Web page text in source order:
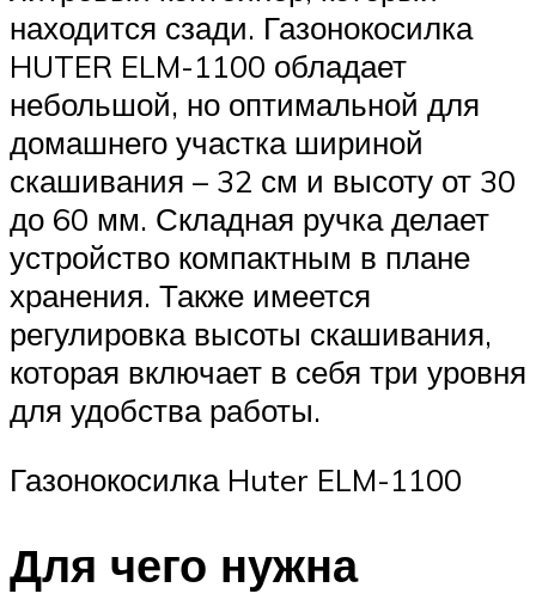
находится сзади. Газонокосилка
HUTER ELM-1100 обладает
небольшой, но оптимальной для
домашнего участка шириной
скашивания – 32 см и высоту от 30
до 60 мм. Складная ручка делает
устройство компактным в плане
хранения. Также имеется
регулировка высоты скашивания,
которая включает в себя три уровня
для удобства работы.
Газонокосилка Huter ELM-1100
Для чего нужна